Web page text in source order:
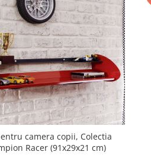
camera copii, Colectia
Racer (91x29x21 cm)